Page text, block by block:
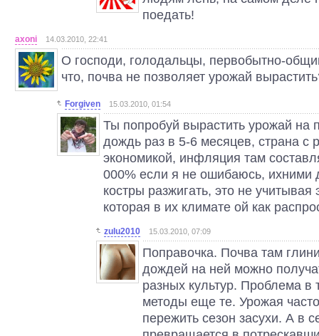
поедать!
axoni 14.03.2010, 22:41
О господи, голодальцы, первобытно-
что, почва не позволяет урожай
Forgiven 15.03.2010, 01:54
Ты попробуй вырастить урожай на
дождь раз в 5-6 месяцев, страна с
экономикой, инфляция там
000% если я не ошибаюсь, ихними
костры разжигать, это не
которая в их климате ой как
zulu2010 15.03.2010, 07:09
Поправочка. Почва там
дождей на ней можно
разных культур. Проблема в
методы еще те. Урожая
пережить сезон засухи. А в